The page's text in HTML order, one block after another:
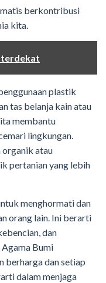
berkontribusi
kita.
terdekat
plastik
tas belanja kain atau
membantu
lingkungan.
organik atau
pertanian yang lebih
menghormati dan
orang lain. Ini berarti
dan
Agama Bumi
berharga dan setiap
dalam menjaga